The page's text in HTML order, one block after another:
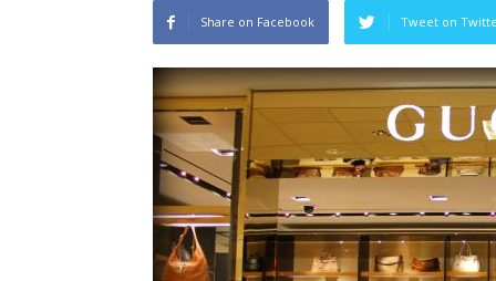
Share on Facebook Tweet on